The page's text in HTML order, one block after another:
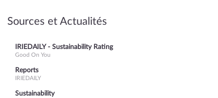
Sources et Actualités
IRIEDAILY - Sustainability Rating
Good On You
Reports
IRIEDAILY
Sustainability